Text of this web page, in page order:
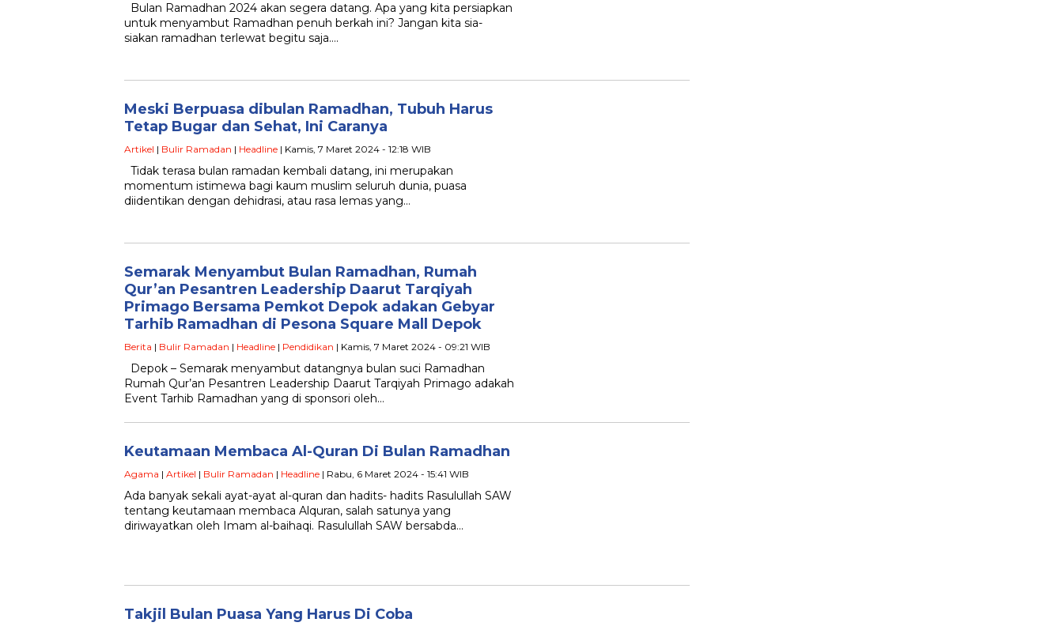
Bulan Ramadhan 2024 akan segera datang. Apa yang kita persiapkan
untuk menyambut Ramadhan penuh berkah ini? Jangan kita sia-
siakan ramadhan terlewat begitu saja….
Meski Berpuasa dibulan Ramadhan, Tubuh Harus
Tetap Bugar dan Sehat, Ini Caranya
Artikel | Bulir Ramadan | Headline | Kamis, 7 Maret 2024 - 12:18 WIB
Tidak terasa bulan ramadan kembali datang, ini merupakan
momentum istimewa bagi kaum muslim seluruh dunia, puasa
diidentikan dengan dehidrasi, atau rasa lemas yang…
Semarak Menyambut Bulan Ramadhan, Rumah
Qur’an Pesantren Leadership Daarut Tarqiyah
Primago Bersama Pemkot Depok adakan Gebyar
Tarhib Ramadhan di Pesona Square Mall Depok
Berita | Bulir Ramadan | Headline | Pendidikan | Kamis, 7 Maret 2024 - 09:21 WIB
Depok – Semarak menyambut datangnya bulan suci Ramadhan
Rumah Qur’an Pesantren Leadership Daarut Tarqiyah Primago adakah
Event Tarhib Ramadhan yang di sponsori oleh…
Keutamaan Membaca Al-Quran Di Bulan Ramadhan
Agama | Artikel | Bulir Ramadan | Headline | Rabu, 6 Maret 2024 - 15:41 WIB
Ada banyak sekali ayat-ayat al-quran dan hadits- hadits Rasulullah SAW
tentang keutamaan membaca Alquran, salah satunya yang
diriwayatkan oleh Imam al-baihaqi. Rasulullah SAW bersabda…
Takjil Bulan Puasa Yang Harus Di Coba